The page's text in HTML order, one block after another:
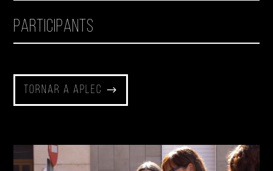
Participants
Tornar a Aplec